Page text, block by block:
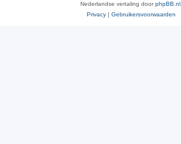
Nederlandse vertaling doorphpBB.nl
Privacy | Gebruikersvoorwaarden